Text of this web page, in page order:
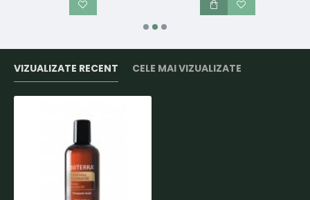
VIZUALIZATE RECENT CELE MAI VIZUALIZATE